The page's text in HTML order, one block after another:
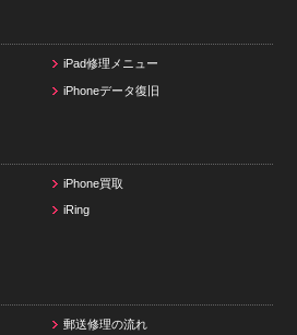
iPad修理メニュー
iPhoneデータ復旧
iPhone買取
iRing
郵送修理の流れ